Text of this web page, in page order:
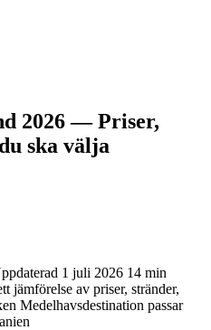
2026 — Priser,
ska välja
1 juli 2026 14 min
av priser, stränder,
Medelhavsdestination passar